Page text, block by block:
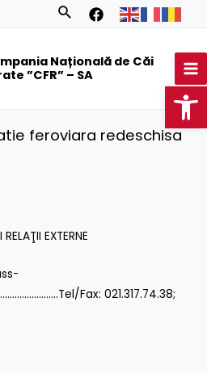
Search
Națională de Căi
”CFR” – SA
feroviara redeschisa
EXTERNE
Fax: 021.317.74.38;